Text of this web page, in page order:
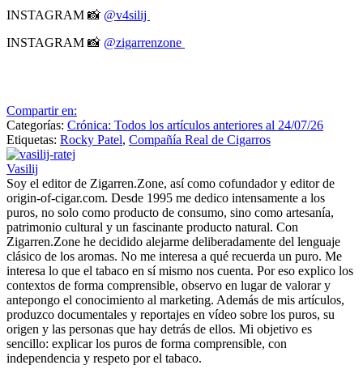
INSTAGRAM 📸 @v4silij
INSTAGRAM 📸 @zigarrenzone
Compartir en:
Categorías: Crónica: Todos los artículos anteriores al 24/07/26
Etiquetas: Rocky Patel, Compañía Real de Cigarros
Vasilij
Soy el editor de Zigarren.Zone, así como cofundador y editor de
origin-of-cigar.com. Desde 1995 me dedico intensamente a los
puros, no solo como producto de consumo, sino como artesanía,
patrimonio cultural y un fascinante producto natural. Con
Zigarren.Zone he decidido alejarme deliberadamente del lenguaje
clásico de los aromas. No me interesa a qué recuerda un puro. Me
interesa lo que el tabaco en sí mismo nos cuenta. Por eso explico los
contextos de forma comprensible, observo en lugar de valorar y
antepongo el conocimiento al marketing. Además de mis artículos,
produzco documentales y reportajes en vídeo sobre los puros, su
origen y las personas que hay detrás de ellos. Mi objetivo es
sencillo: explicar los puros de forma comprensible, con
independencia y respeto por el tabaco.